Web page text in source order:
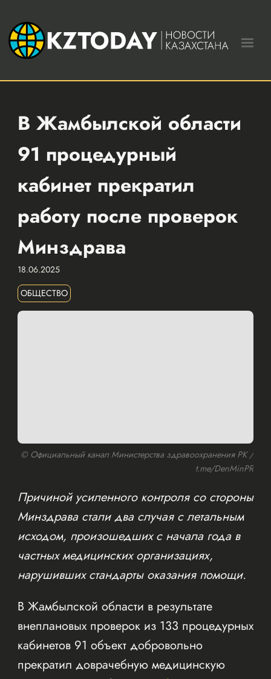
В Жамбылской области
91 процедурный
кабинет прекратил
работу после проверок
Минздрава
18.06.2025
ОБЩЕСТВО
© Официальный канал Министерства здравоохранения РК /
t.me/DenMinPR
Причиной усиленного контроля со стороны
Минздрава стали два случая с летальным
исходом, произошедших с начала года в
частных медицинских организациях,
нарушивших стандарты оказания помощи.
В Жамбылской области в результате
внеплановых проверок из 133 процедурных
кабинетов 91 объект добровольно
прекратил доврачебную медицинскую